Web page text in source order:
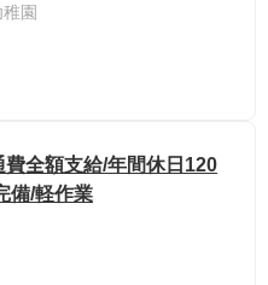
園
全額支給/年間休日120
備/軽作業